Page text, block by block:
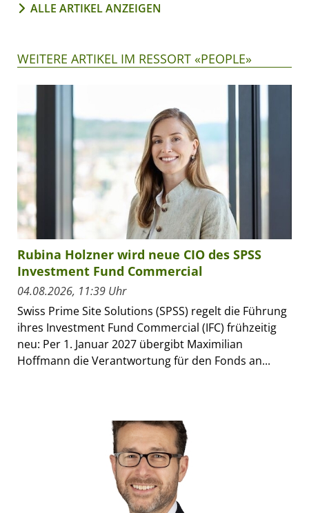
ALLE ARTIKEL ANZEIGEN
WEITERE ARTIKEL IM RESSORT «PEOPLE»
Rubina Holzner wird neue CIO des SPSS
Investment Fund Commercial
04.08.2026, 11:39 Uhr
Swiss Prime Site Solutions (SPSS) regelt die Führung
ihres Investment Fund Commercial (IFC) frühzeitig
neu: Per 1. Januar 2027 übergibt Maximilian
Hoffmann die Verantwortung für den Fonds an...